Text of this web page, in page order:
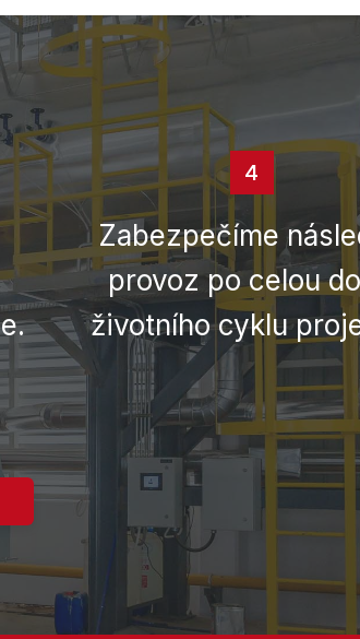
4
Zabezpečíme
provoz po celou
životního cyklu